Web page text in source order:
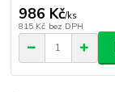
986 Kč/ks
815 Kč bez DPH